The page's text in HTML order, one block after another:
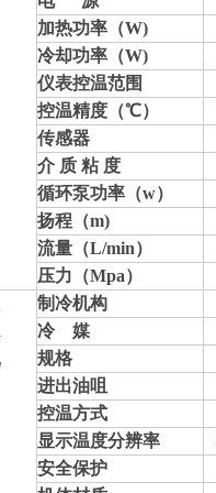
加热功率（W)
冷却功率 （W)
仪表控温范围
控温精度（℃）
传感器
介 质 粘 度
循环泵功率（w）
扬程（m)
流量（L/min）
压力（Mpa）
制冷机构
冷 媒
规格
进出油咀
控温方式
显示温度分辨率
安全保护